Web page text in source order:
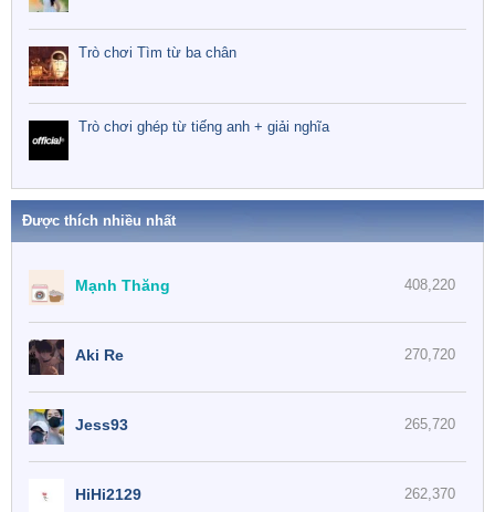
Trò chơi Tìm từ ba chân
Trò chơi ghép từ tiếng anh + giải nghĩa
Được thích nhiều nhất
408,220
Mạnh Thăng
270,720
Aki Re
265,720
Jess93
262,370
HiHi2129